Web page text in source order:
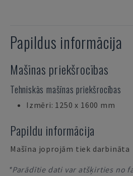
Papildus informācija
Mašīnas priekšrocības
Tehniskās mašīnas priekšrocības
Izmēri: 1250 x 1600 mm
Papildu informācija
Mašīna joprojām tiek darbināta
*Parādītie dati var atšķirties no